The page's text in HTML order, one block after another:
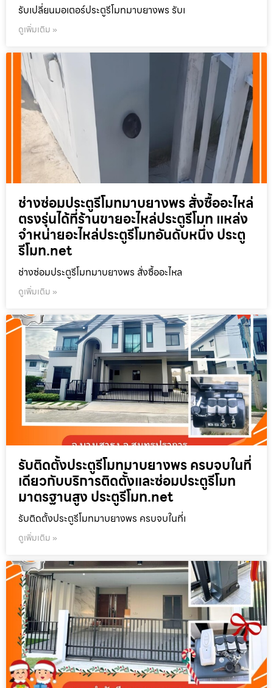
รับเปลี่ยนมอเตอร์ประตูรีโมทมาบยางพร รับเ
ดูเพิ่มเติม »
ช่างซ่อมประตูรีโมทมาบยางพร สั่งซื้ออะไหล่
ตรงรุ่นได้ที่ร้านขายอะไหล่ประตูรีโมท แหล่ง
จำหน่ายอะไหล่ประตูรีโมทอันดับหนึ่ง ประตู
รีโมท.net
ช่างซ่อมประตูรีโมทมาบยางพร สั่งซื้ออะไหล
ดูเพิ่มเติม »
รับติดตั้งประตูรีโมทมาบยางพร ครบจบในที่
เดียวกับบริการติดตั้งและซ่อมประตูรีโมท
มาตรฐานสูง ประตูรีโมท.net
รับติดตั้งประตูรีโมทมาบยางพร ครบจบในที่เ
ดูเพิ่มเติม »